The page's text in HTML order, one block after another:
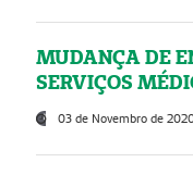
MUDANÇA DE
SERVIÇOS
03 de Novembro de